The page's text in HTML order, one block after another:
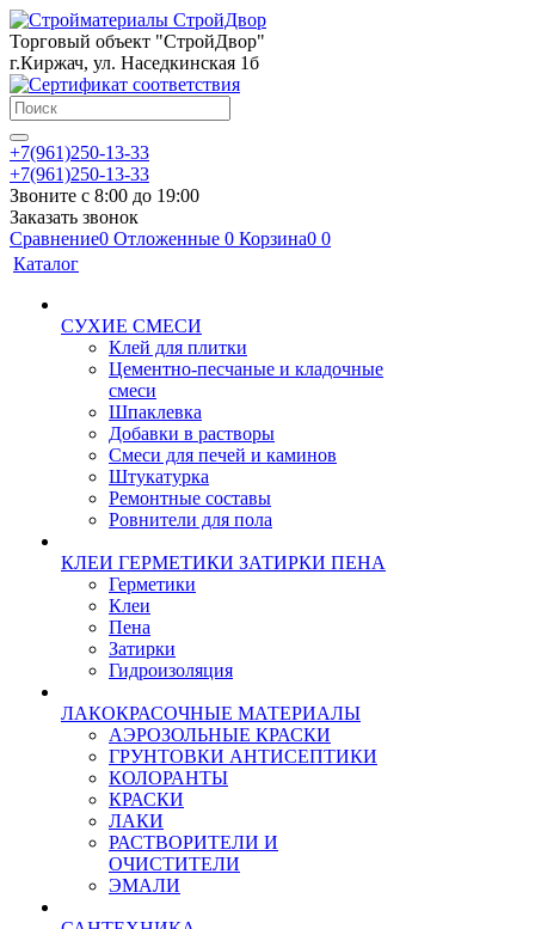
Торговый объект "СтройДвор"
г.Киржач, ул. Наседкинская 1б
+7(961)250-13-33
+7(961)250-13-33
Звоните с 8:00 до 19:00
Заказать звонок
Сравнение0 Отложенные 0 Корзина0 0
Каталог
СУХИЕ СМЕСИ
Клей для плитки
Цементно-песчаные и кладочные
смеси
Шпаклевка
Добавки в растворы
Смеси для печей и каминов
Штукатурка
Ремонтные составы
Ровнители для пола
КЛЕИ ГЕРМЕТИКИ ЗАТИРКИ ПЕНА
Герметики
Клеи
Пена
Затирки
Гидроизоляция
ЛАКОКРАСОЧНЫЕ МАТЕРИАЛЫ
АЭРОЗОЛЬНЫЕ КРАСКИ
ГРУНТОВКИ АНТИСЕПТИКИ
КОЛОРАНТЫ
КРАСКИ
ЛАКИ
РАСТВОРИТЕЛИ И
ОЧИСТИТЕЛИ
ЭМАЛИ